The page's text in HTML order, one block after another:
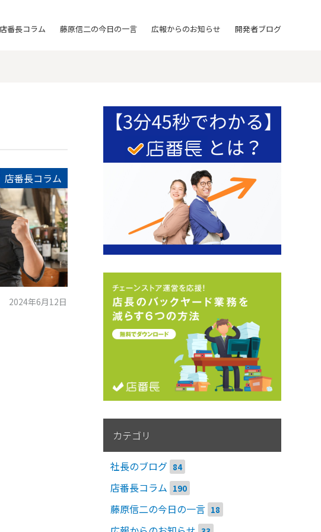
店番長コラム 藤原信二の今日の一言 広報からのお知らせ 開発者ブログ
店番長コラム
2024年6月12日
カテゴリ
社長のブログ 84
店番長コラム 190
藤原信二の今日の一言 18